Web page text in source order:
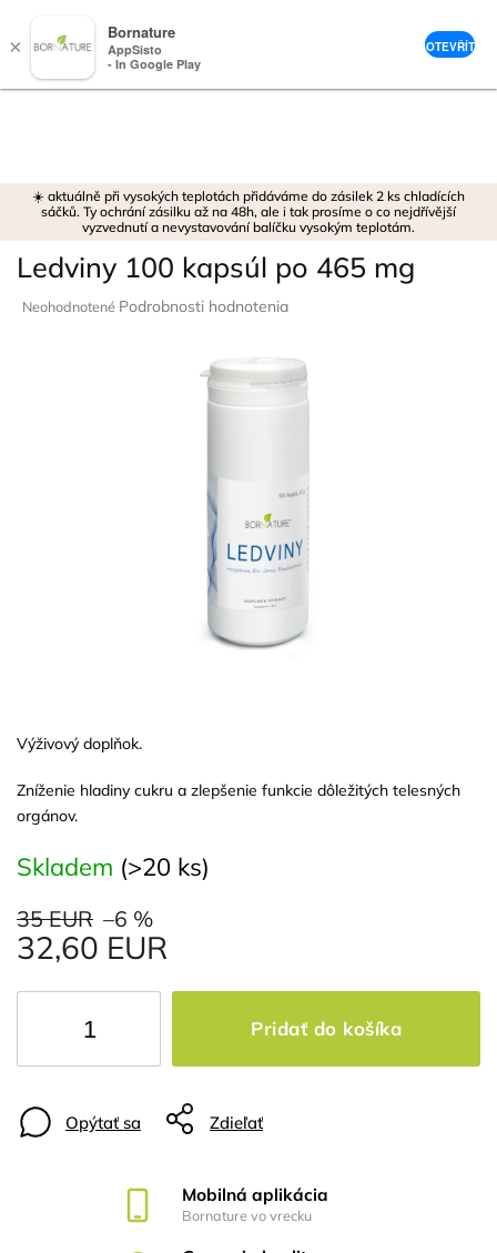
☀️ aktuálně při vysokých teplotách přidáváme do zásilek 2 ks chladících
sáčků. Ty ochrání zásilku až na 48h, ale i tak prosíme o co nejdřívější
vyzvednutí a nevystavování balíčku vysokým teplotám.
Ledviny 100 kapsúl po 465 mg
Priemerné
Neohodnotené Podrobnosti hodnotenia
35 EUR –6 %
32,60 EUR
Skladem (>20 ks)
Pridať do košíka
Výživový doplňok.
Zníženie hladiny cukru a zlepšenie funkcie dôležitých telesných
orgánov.
Opýtať sa Zdieľať
Mobilná aplikácia
Bornature vo vrecku
×
Bornature
AppSisto
- In Google Play
OTEVŘÍT